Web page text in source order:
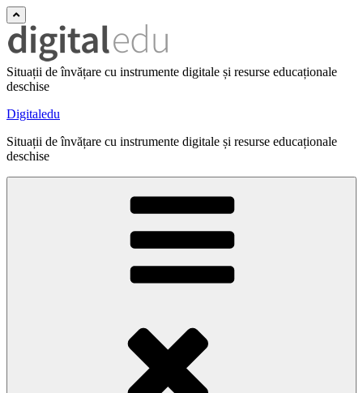
Situații de învățare cu instrumente digitale și resurse educaționale
deschise
Digitaledu
Situații de învățare cu instrumente digitale și resurse educaționale
deschise